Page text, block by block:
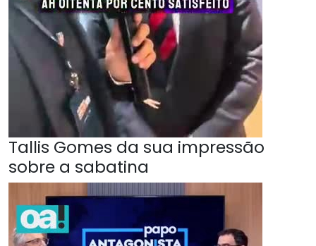
Tallis Gomes da sua impressão
sobre a sabatina